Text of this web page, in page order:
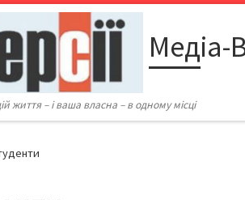
Медіа-
життя – і ваша власна – в одному місці